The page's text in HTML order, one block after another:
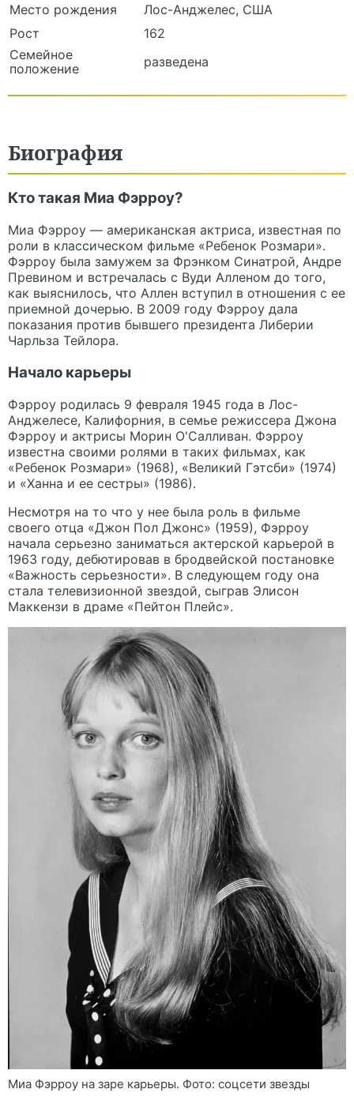
Место рождения
Лос-Анджелес, США
Рост
162
Семейное
положение
разведена
Биография
Кто такая Миа Фэрроу?
Миа Фэрроу — американская актриса, известная по
роли в классическом фильме «Ребенок Розмари».
Фэрроу была замужем за Фрэнком Синатрой, Андре
Превином и встречалась с Вуди Алленом до того,
как выяснилось, что Аллен вступил в отношения с ее
приемной дочерью. В 2009 году Фэрроу дала
показания против бывшего президента Либерии
Чарльза Тейлора.
Начало карьеры
Фэрроу родилась 9 февраля 1945 года в Лос-
Анджелесе, Калифорния, в семье режиссера Джона
Фэрроу и актрисы Морин О'Салливан. Фэрроу
известна своими ролями в таких фильмах, как
«Ребенок Розмари» (1968), «Великий Гэтсби» (1974)
и «Ханна и ее сестры» (1986).
Несмотря на то что у нее была роль в фильме
своего отца «Джон Пол Джонс» (1959), Фэрроу
начала серьезно заниматься актерской карьерой в
1963 году, дебютировав в бродвейской постановке
«Важность серьезности». В следующем году она
стала телевизионной звездой, сыграв Элисон
Маккензи в драме «Пейтон Плейс».
Миа Фэрроу на заре карьеры. Фото: соцсети звезды